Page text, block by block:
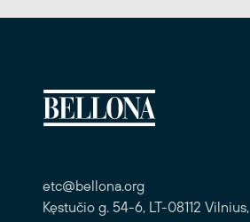
etc@bellona.org
Kęstučio g. 54-6, LT-08112 Vilnius,